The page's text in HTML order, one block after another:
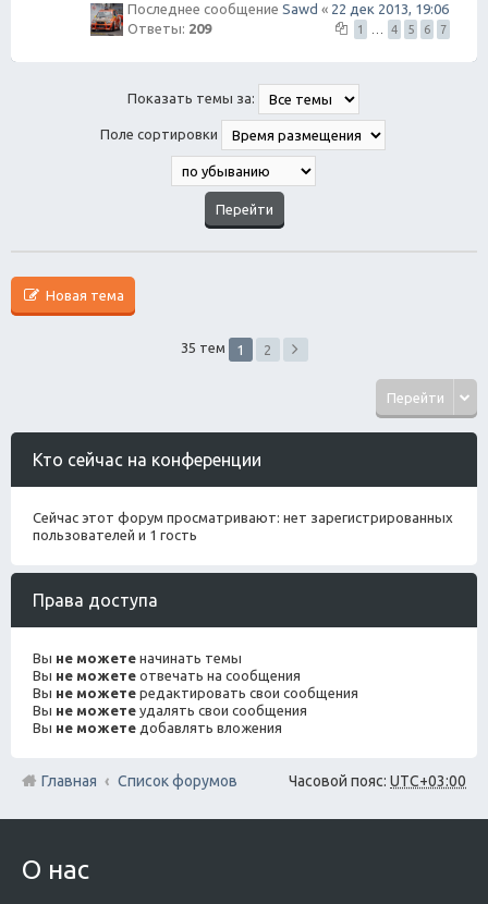
Последнее сообщение Sawd « 22 дек 2013, 19:06
Ответы: 209 1 4 5 6 7
Показать темы за:
Поле сортировки
Новая тема
35 тем 1 2
Перейти
Кто сейчас на конференции
Сейчас этот форум просматривают: нет зарегистрированных
пользователей и 1 гость
Права доступа
Вы не можете начинать темы
Вы не можете отвечать на сообщения
Вы не можете редактировать свои сообщения
Вы не можете удалять свои сообщения
Вы не можете добавлять вложения
Часовой пояс: UTC+03:00
Главная Список форумов
О нас